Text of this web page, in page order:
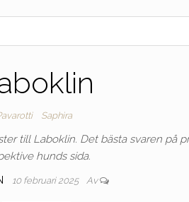
Saphira
till Laboklin. Det bästa svaren på
hunds sida.
10 februari 2025 Av